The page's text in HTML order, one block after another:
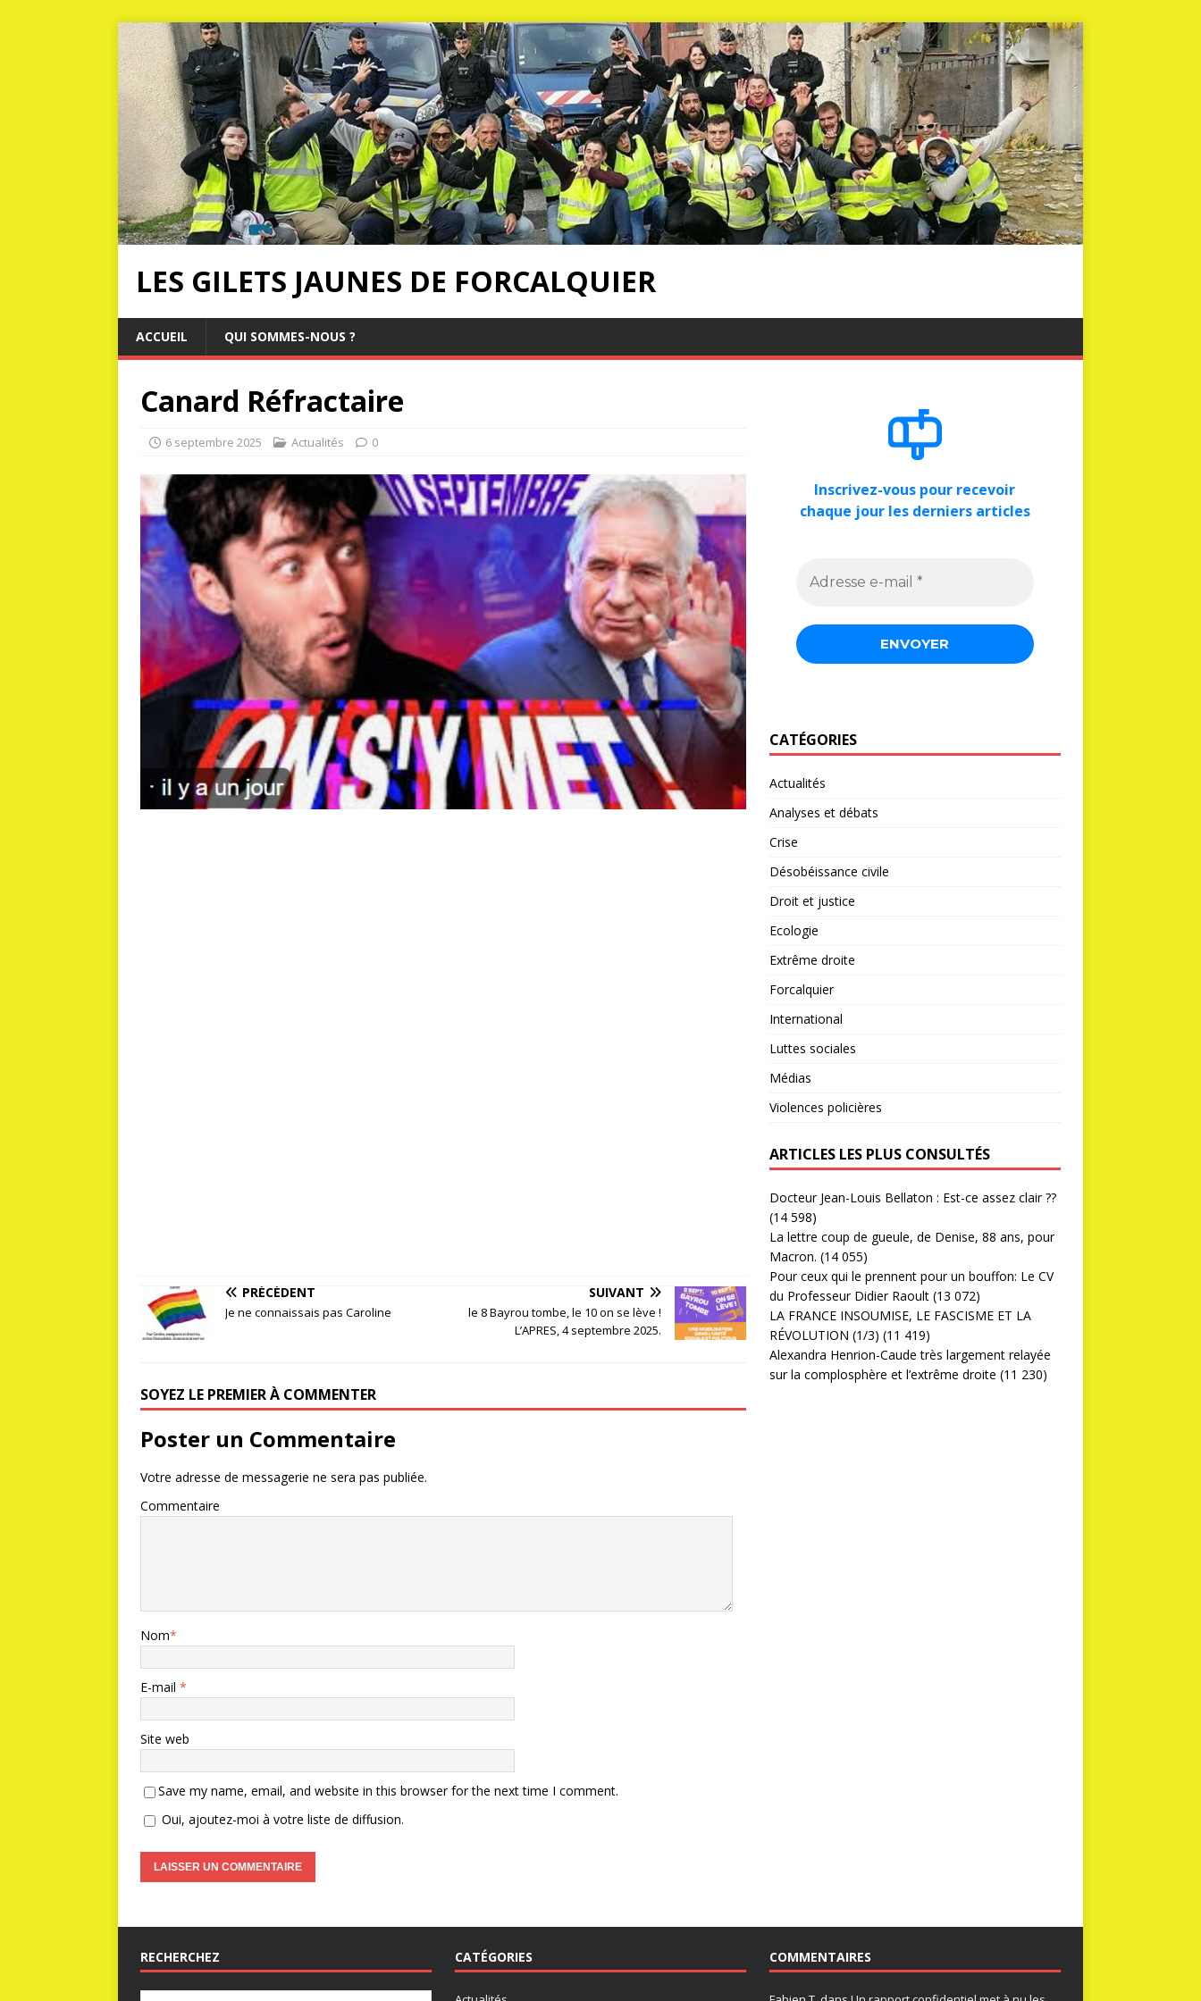
LES GILETS JAUNES DE FORCALQUIER
ACCUEIL QUI SOMMES-NOUS ?
Canard Réfractaire
6 septembre 2025 Actualités 0
PRÉCÉDENT
Je ne connaissais pas Caroline
SUIVANT
le 8 Bayrou tombe, le 10 on se lève !
L’APRES, 4 septembre 2025.
SOYEZ LE PREMIER À COMMENTER
Poster un Commentaire
Votre adresse de messagerie ne sera pas publiée.
Commentaire
Nom*
E-mail *
Site web
Save my name, email, and website in this browser for the next time I comment.
Oui, ajoutez-moi à votre liste de diffusion.
Inscrivez-vous pour recevoir
chaque jour les derniers articles
CATÉGORIES
Actualités
Analyses et débats
Crise
Désobéissance civile
Droit et justice
Ecologie
Extrême droite
Forcalquier
International
Luttes sociales
Médias
Violences policières
ARTICLES LES PLUS CONSULTÉS
Docteur Jean-Louis Bellaton : Est-ce assez clair ??
(14 598)
La lettre coup de gueule, de Denise, 88 ans, pour
Macron. (14 055)
Pour ceux qui le prennent pour un bouffon: Le CV
du Professeur Didier Raoult (13 072)
LA FRANCE INSOUMISE, LE FASCISME ET LA
RÉVOLUTION (1/3) (11 419)
Alexandra Henrion-Caude très largement relayée
sur la complosphère et l’extrême droite (11 230)
RECHERCHEZ CATÉGORIES COMMENTAIRES